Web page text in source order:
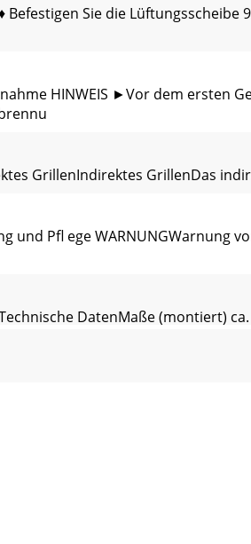
Befestigen Sie die
HINWEIS ►Vor dem ersten
GrillenIndirektes GrillenDas
und Pﬂ ege
DatenMaße (montiert)